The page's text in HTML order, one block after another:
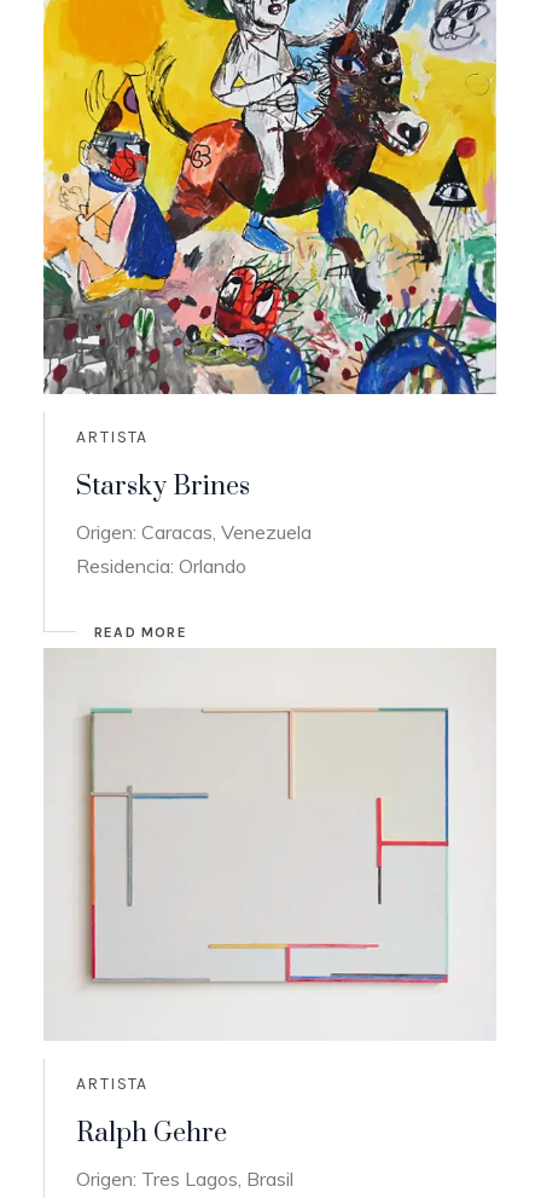
ARTISTA
Starsky Brines
Origen: Caracas, Venezuela
Residencia: Orlando
READ MORE
ARTISTA
Ralph Gehre
Origen: Tres Lagos, Brasil